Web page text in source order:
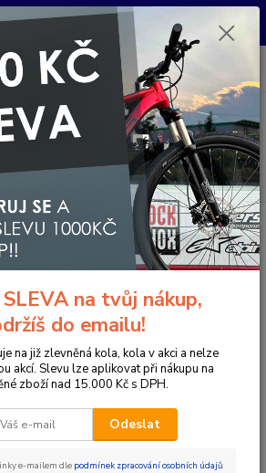
na prodejně si prosím zavolejte dopředu.
Menu
CZK
Hledat
12:00
elektrokola
Horská elektrokola s předním
MUSCA HT over yellow/grey
MUSCA HT
grey
na tvůj nákup,
do emailu!
na již zlevněná kola, kola v akci a nelze
akcí. Slevu lze aplikovat při nákupu na
zboží nad 15.000 Kč s DPH.
Odeslat
e-mailem dle podmínek zpracování osobních údajů.